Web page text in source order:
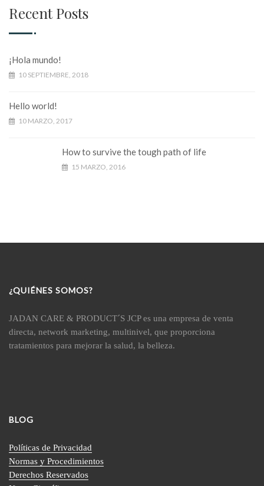
Recent Posts
¡Hola mundo!
10 SEPTIEMBRE, 2018
Hello world!
10 MARZO, 2017
How to survive the tough path of life
15 MARZO, 2016
¿QUIÉNES SOMOS?
JADAN CARE & PRODUCT´S JCP es una empresa de venta
directa, network marketing, multinivel, que proporciona
tratamientos para mejorar la salud, la belleza.
BLOG
Políticas de Privacidad
Normas y Procedimientos
Derechos Reservados